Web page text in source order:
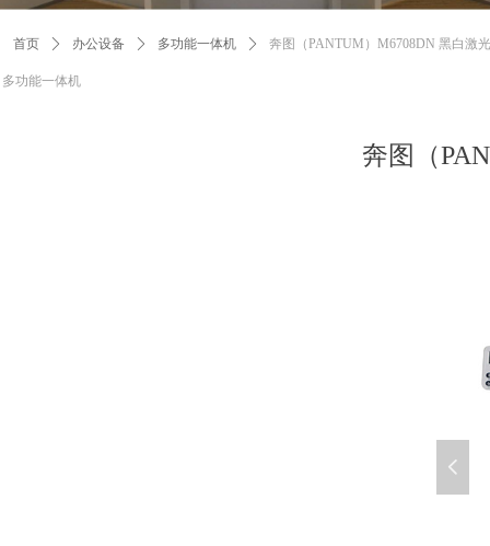
首页 ꄲ 办公设备 ꄲ 多功能一体机 ꄲ 奔图（PANTUM）M6708DN 黑白激光
多功能一体机
넳
奔图（